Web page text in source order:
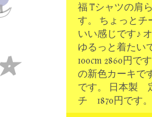
福 Tシャツの肩
す。 ちょっとチ
いい感じです♪
ゆるっと着たい
100cm 2860円で
の新色カーキで
です。 日本製
チ 1870円です